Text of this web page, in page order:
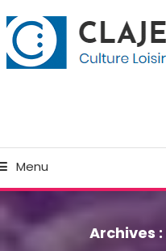
Menu
Archives :